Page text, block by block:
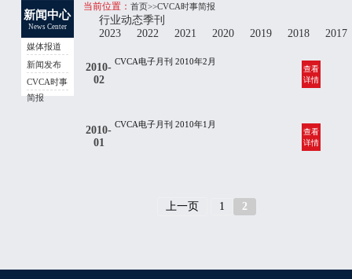
新闻中心
News Center
媒体报道
新闻发布
CVCA时事
简报
当前位置： 首页>>CVCA时事简报
行业动态季刊
2023
2022 2021 2020 2019 2018 2017
2010-
02
查看
详情
CVCA电子月刊 2010年2月
2010-
01
查看
详情
CVCA电子月刊 2010年1月
上一页 1 2